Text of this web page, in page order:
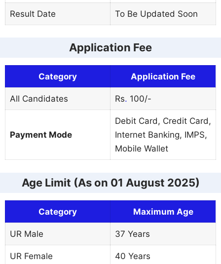
Result Date To Be Updated Soon
Application Fee
Category Application Fee
All Candidates Rs. 100/-
Payment Mode
Debit Card, Credit Card,
Internet Banking, IMPS,
Mobile Wallet
Age Limit (As on 01 August 2025)
Category Maximum Age
UR Male 37 Years
UR Female 40 Years